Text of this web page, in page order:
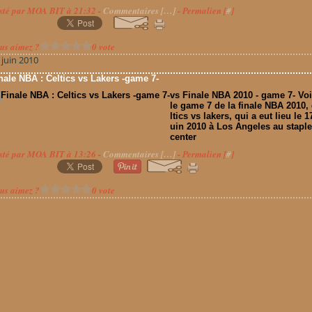
par MOA BIT à 21:32 - Commentaires […]- Permalien [#]
aimez ?
0 vote
2010
NBA : Celtics vs Lakers -game 7-
vs Finale NBA 2010 - game 7-
le game 7 de la finale NBA 2010,
ltics vs lakers, qui a eut lieu le
uin 2010 à Los Angeles au
center
par MOA BIT à 13:26 - Commentaires […]- Permalien [#]
aimez ? 0 vote